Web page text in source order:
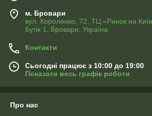
м. Бровари
вул. Короленко, 72, ТЦ «Ринок на
Бутік 1, Бровари, Україна
Контакти
Сьогодні працює з 10:00 до 19:00
Показати весь графік роботи
Про нас